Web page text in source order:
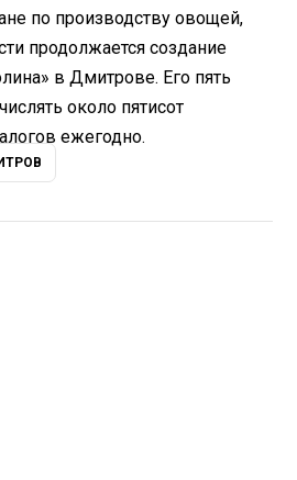
по производству овощей,
продолжается создание
в Дмитрове. Его пять
около пятисот
ежегодно.